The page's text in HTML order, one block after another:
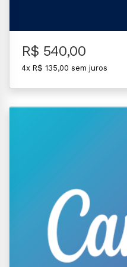
R$ 540,00
4x R$ 135,00 sem juros